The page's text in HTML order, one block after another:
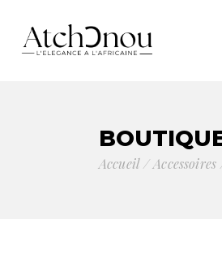
Accueil Accessoires